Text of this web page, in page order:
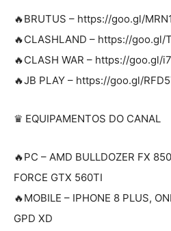
🔥BRUTUS – https://goo.gl/
🔥CLASHLAND – https://goo.gl/
🔥CLASH WAR – https://goo.gl/
🔥JB PLAY – https://goo.gl/
♛ EQUIPAMENTOS DO CANAL
🔥PC – AMD BULLDOZER FX
FORCE GTX 560TI
🔥MOBILE – IPHONE 8 PLUS,
GPD XD